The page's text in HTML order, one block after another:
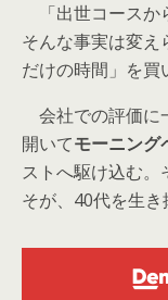
「出世コースか
そんな事実は変え
だけの時間」を買
会社での評価に
開いてモーニング
ストへ駆け込む。
そが、40代を生き